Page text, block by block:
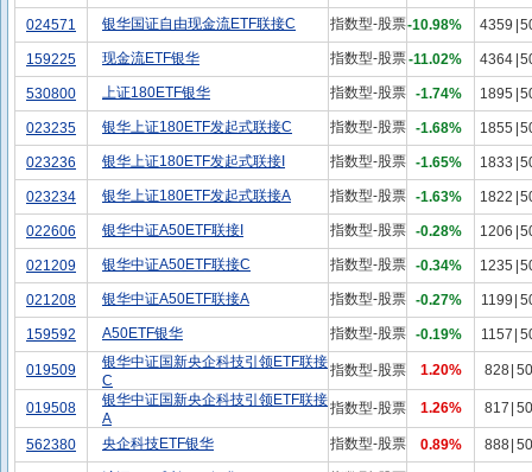
024571 银华国证自由现金流ETF联接C 指数型-股票-10.98% 4359
159225 现金流ETF银华 指数型-股票-11.02% 4364
530800 上证180ETF银华 指数型-股票 -1.74% 1895
023235 银华上证180ETF发起式联接C 指数型-股票 -1.68% 1855
023236 银华上证180ETF发起式联接I 指数型-股票 -1.65% 1833
023234 银华上证180ETF发起式联接A 指数型-股票 -1.63% 1822
022606 银华中证A50ETF联接I 指数型-股票 -0.28% 1206
021209 银华中证A50ETF联接C 指数型-股票 -0.34% 1235
021208 银华中证A50ETF联接A 指数型-股票 -0.27% 1199
159592 A50ETF银华 指数型-股票 -0.19% 1157
019509
银华中证国新央企科技引领ETF联接
C
指数型-股票 1.20% 828
019508
银华中证国新央企科技引领ETF联接
A
指数型-股票 1.26% 817
562380 央企科技ETF银华 指数型-股票 0.89% 888